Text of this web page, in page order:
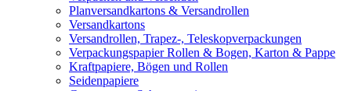
Planversandkartons & Versandrollen
Versandkartons
Versandrollen, Trapez-, Teleskopverpackungen
Verpackungspapier Rollen & Bogen, Karton & Pappe
Kraftpapiere, Bögen und Rollen
Seidenpapiere